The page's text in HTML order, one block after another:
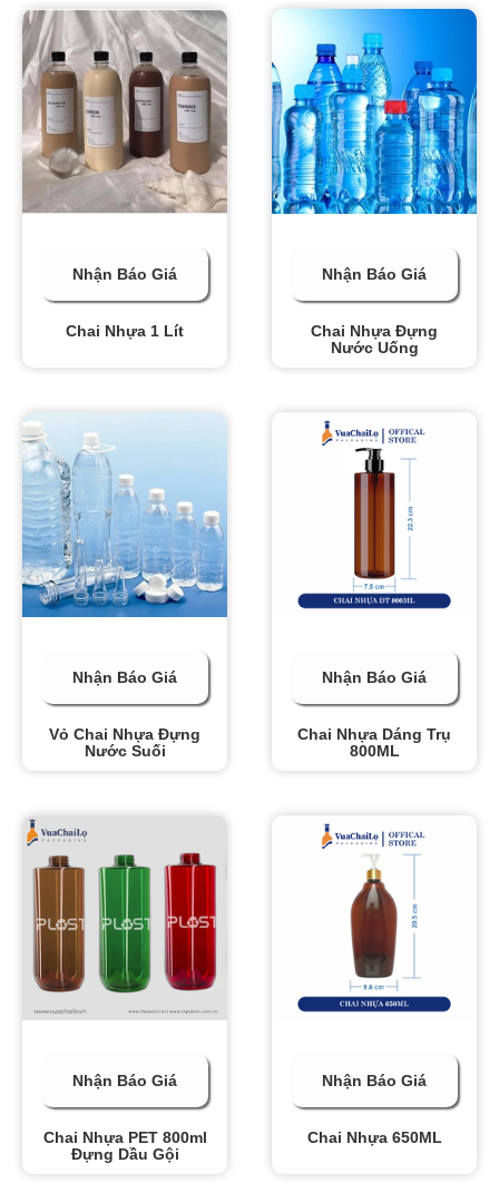
Nhận Báo Giá
Chai Nhựa 1 Lít
Nhận Báo Giá
Chai Nhựa Đựng
Nước Uống
Nhận Báo Giá
Vỏ Chai Nhựa Đựng
Nước Suối
Nhận Báo Giá
Chai Nhựa Dáng Trụ
800ML
Nhận Báo Giá
Chai Nhựa PET 800ml
Đựng Dầu Gội
Nhận Báo Giá
Chai Nhựa 650ML